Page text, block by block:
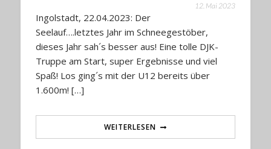
12. Mai 2023
Ingolstadt, 22.04.2023: Der
Seelauf….letztes Jahr im Schneegestöber,
dieses Jahr sah´s besser aus! Eine tolle DJK-
Truppe am Start, super Ergebnisse und viel
Spaß! Los ging´s mit der U12 bereits über
1.600m! […]
WEITERLESEN